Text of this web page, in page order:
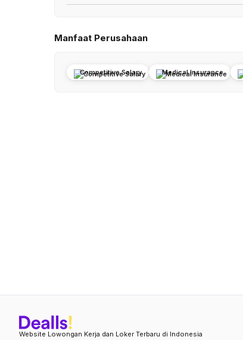
Manfaat Perusahaan
Competitive Salary Medical Insurance
Website Lowongan Kerja dan Loker Terbaru di Indonesia